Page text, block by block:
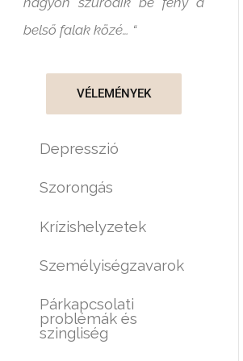
belső falak közé… “
VÉLEMÉNYEK
Depresszió
Szorongás
Krízishelyzetek
Személyiségzavarok
Párkapcsolati
problémák és
szingliség